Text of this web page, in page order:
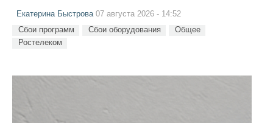
Екатерина Быстрова 07 августа 2026 - 14:52
Сбои программ Сбои оборудования
Общее
Ростелеком